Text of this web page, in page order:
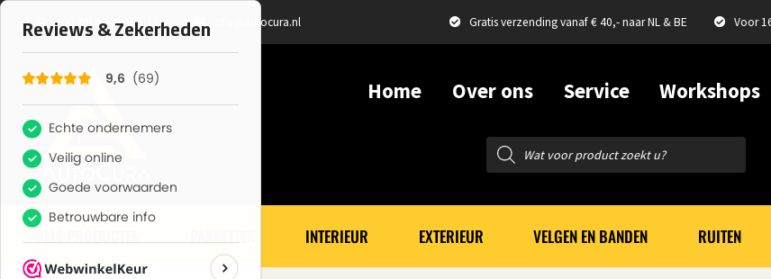
+ 31 (0) 6100 366 32 info@autocura.nl Gratis verzending vanaf € 40,- naar NL & BE Voor
Home Over ons Service Workshops
Producten
zoeken
ALLE PRODUCTEN PAKKETTEN INTERIEUR EXTERIEUR VELGEN EN BANDEN RUITEN